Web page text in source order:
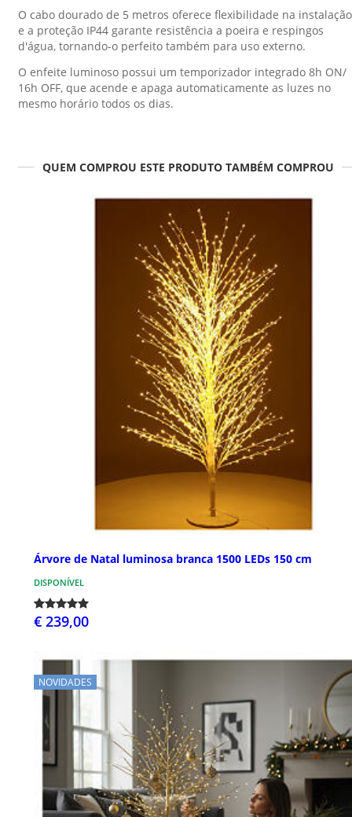
O cabo dourado de 5 metros oferece flexibilidade na
e a proteção IP44 garante resistência a poeira e respingos
d'água, tornando-o perfeito também para uso externo.
O enfeite luminoso possui um temporizador integrado 8h ON/
16h OFF, que acende e apaga automaticamente as luzes no
mesmo horário todos os dias.
QUEM COMPROU ESTE PRODUTO TAMBÉM COMPROU
Árvore de Natal luminosa branca 1500 LEDs 150 cm
DISPONÍVEL
€ 239,00
NOVIDADES